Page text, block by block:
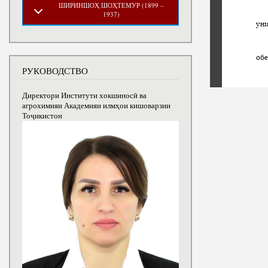
ШИРИНШОҲ ШОҲТЕМУР (1899 –
1937)
РУКОВОДСТВО
Директори Институти хокшиносӣ ва
агрохимияи Академияи илмҳои кишоварзии
Тоҷикистон